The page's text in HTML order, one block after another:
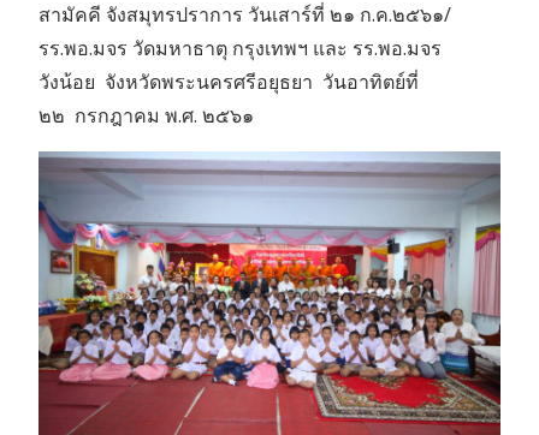
สามัคคี จังสมุทรปราการ วันเสาร์ที่ ๒๑ ก.ค.๒๕๖๑/
รร.พอ.มจร วัดมหาธาตุ กรุงเทพฯ และ รร.พอ.มจร
วังน้อย จังหวัดพระนครศรีอยุธยา วันอาทิตย์ที่
๒๒ กรกฎาคม พ.ศ. ๒๕๖๑